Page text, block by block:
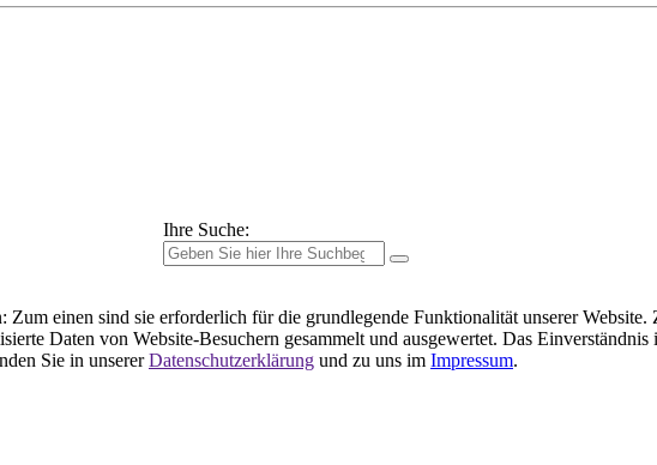
Ihre Suche:
einen sind sie erforderlich für die grundlegende Funktionalität unserer
Daten von Website-Besuchern gesammelt und ausgewertet. Das
Sie in unsererDatenschutzerklärung und zu uns im Impressum.